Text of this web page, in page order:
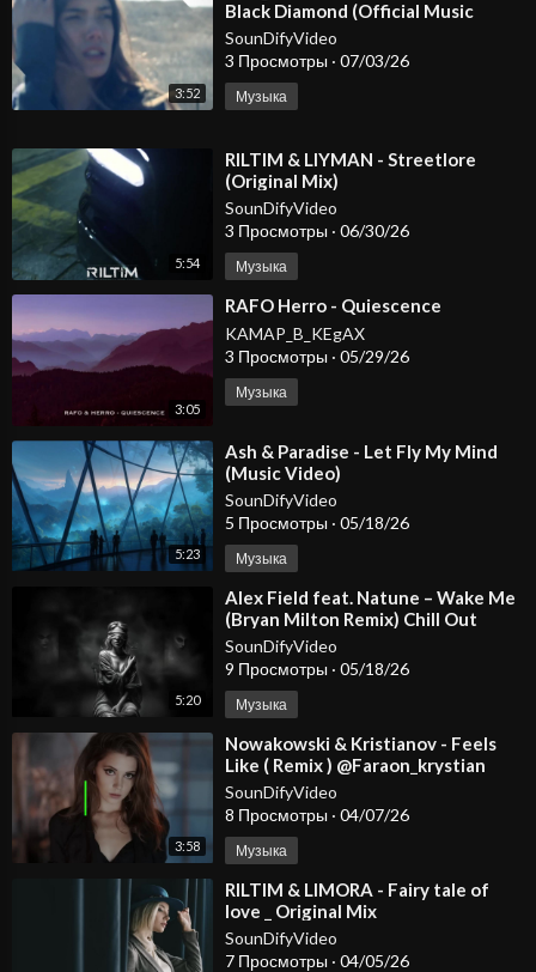
3:52
Black Diamond (Official Music
Video)
SounDifyVideo
3 Просмотры · 07/03/26
Музыка
5:54
⁣RILTIM & LIYMAN - Streetlore
(Original Mix)
SounDifyVideo
3 Просмотры · 06/30/26
Музыка
3:05
⁣RAFO Herro - Quiescence
KAMAP_B_KEgAX
3 Просмотры · 05/29/26
Музыка
5:23
⁣Ash & Paradise - Let Fly My Mind
(Music Video)
SounDifyVideo
5 Просмотры · 05/18/26
Музыка
5:20
⁣Alex Field feat. Natune – Wake Me
(Bryan Milton Remix) Chill Out
SounDifyVideo
9 Просмотры · 05/18/26
Музыка
3:58
⁣Nowakowski & Kristianov - Feels
Like ( Remix ) @Faraon_krystian
@KristianovOfficial
SounDifyVideo
8 Просмотры · 04/07/26
Музыка
⁣RILTIM & LIMORA - Fairy tale of
love _ Original Mix
SounDifyVideo
7 Просмотры · 04/05/26